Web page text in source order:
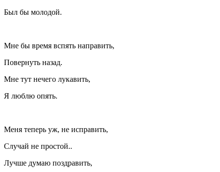
Был бы молодой.
Мне бы время вспять направить,
Повернуть назад.
Мне тут нечего лукавить,
Я люблю опять.
Меня теперь уж, не исправить,
Случай не простой..
Лучше думаю поздравить,